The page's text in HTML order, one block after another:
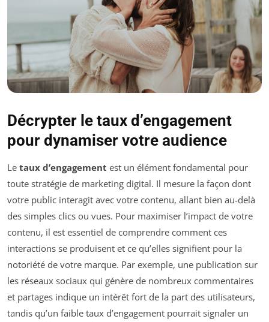
Décrypter le taux d’engagement
pour dynamiser votre audience
Le taux d’engagement est un élément fondamental pour
toute stratégie de marketing digital. Il mesure la façon dont
votre public interagit avec votre contenu, allant bien au-delà
des simples clics ou vues. Pour maximiser l’impact de votre
contenu, il est essentiel de comprendre comment ces
interactions se produisent et ce qu’elles signifient pour la
notoriété de votre marque. Par exemple, une publication sur
les réseaux sociaux qui génère de nombreux commentaires
et partages indique un intérêt fort de la part des utilisateurs,
tandis qu’un faible taux d’engagement pourrait signaler un